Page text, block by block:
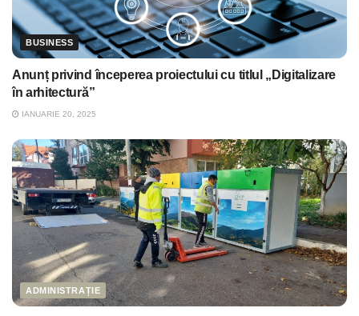
BUSINESS
Anunț privind începerea proiectului cu titlul „Digitalizare
în arhitectură”
IANUARIE 20, 2025
ADMINISTRAȚIE